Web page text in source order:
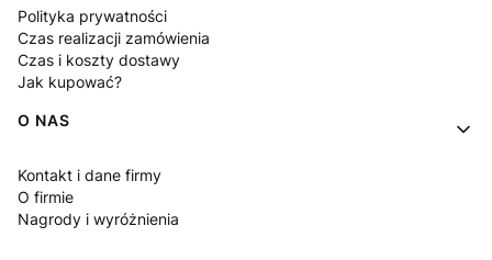
Polityka prywatności
Czas realizacji zamówienia
Czas i koszty dostawy
Jak kupować?
O NAS
Kontakt i dane firmy
O firmie
Nagrody i wyróżnienia